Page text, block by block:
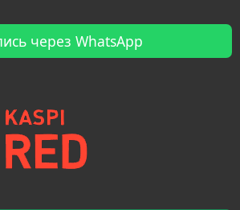
через WhatsApp